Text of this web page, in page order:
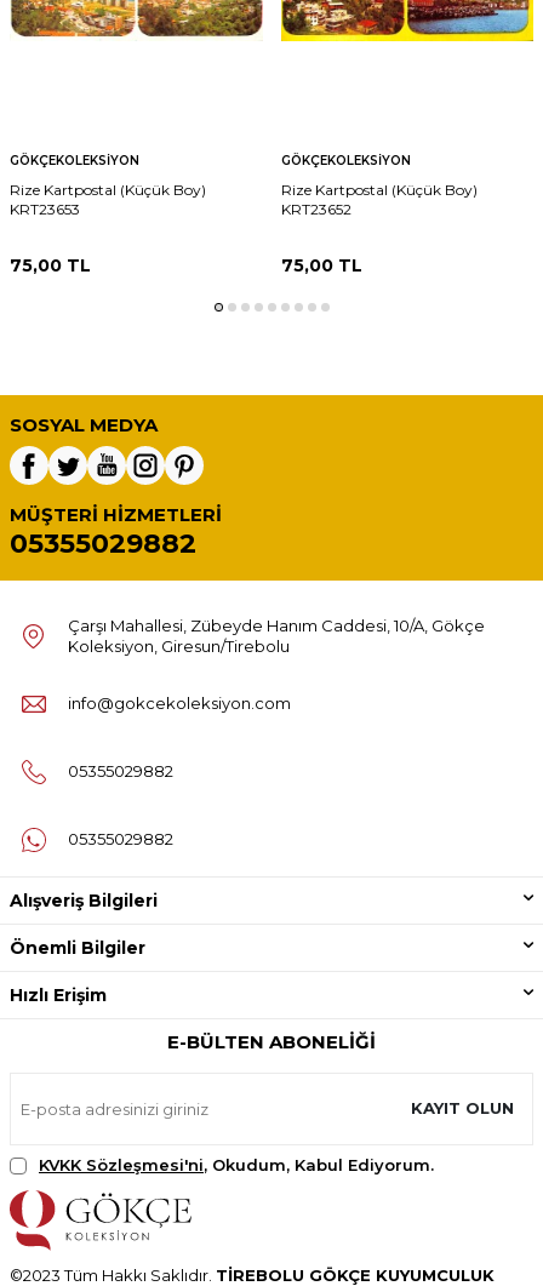
GÖKÇEKOLEKSIYON
Rize Kartpostal (Küçük Boy)
KRT23653
75,00 TL
GÖKÇEKOLEKSIYON
Rize Kartpostal (Küçük Boy)
KRT23652
75,00TL
SOSYAL MEDYA
MÜŞTERI HIZMETLERI
05355029882
Çarşı Mahallesi, Zübeyde Hanım Caddesi, 10/A, Gökçe
Koleksiyon, Giresun/Tirebolu
info@gokcekoleksiyon.com
05355029882
05355029882
Alışveriş Bilgileri
Önemli Bilgiler
Hızlı Erişim
E-BÜLTEN ABONELIĞI
KAYIT OLUN
KVKK Sözleşmesi'ni, Okudum, Kabul Ediyorum.
©2023 Tüm Hakkı Saklıdır. TİREBOLU GÖKÇE KUYUMCULUK